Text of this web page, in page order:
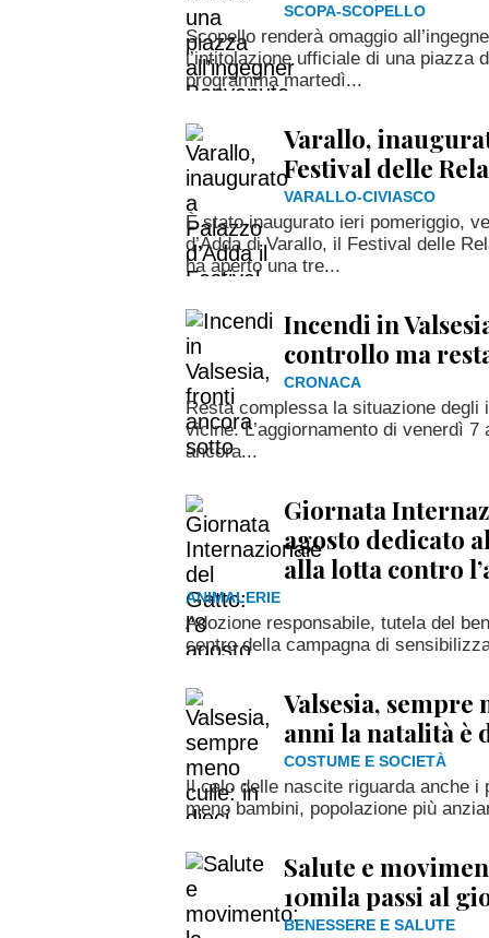
SCOPA-SCOPELLO
Scopello renderà omaggio
l’intitolazione ufficiale di una piazza
programma martedì...
Varallo,
Festival delle
VARALLO-CIVIASCO
È stato inaugurato ieri pomeriggio,
d’Adda di Varallo, il Festival delle
ha aperto una tre...
Incendi in
controllo ma
CRONACA
Resta complessa la situazione degli
vicine. L’aggiornamento di venerdì
ancora...
Giornata
agosto dedicato
alla lotta contro
ANIMALERIE
Adozione responsabile, tutela del
centro della campagna di
Valsesia,
anni la natalità è
COSTUME E SOCIETÀ
Il calo delle nascite riguarda anche
meno bambini, popolazione più
Salute e
10mila passi al
BENESSERE E SALUTE